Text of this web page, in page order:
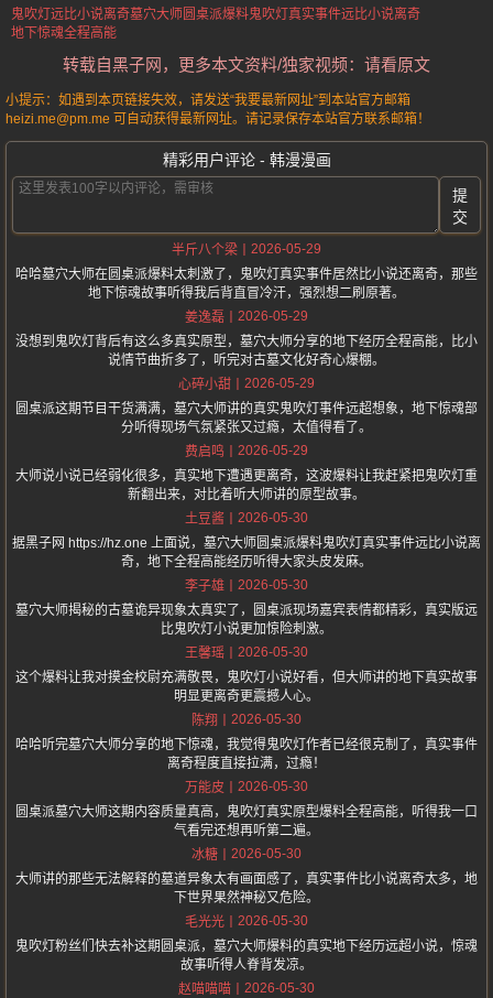
鬼吹灯远比小说离奇墓穴大师圆桌派爆料鬼吹灯真实事件远比小说离奇
地下惊魂全程高能
转载自黑子网，更多本文资料/独家视频：请看原文
小提示：如遇到本页链接失效，请发送“我要最新网址”到本站官方邮箱
heizi.me@pm.me 可自动获得最新网址。请记录保存本站官方联系邮箱！
精彩用户评论 - 韩漫漫画
提
交
半斤八个梁
2026-05-29
哈哈墓穴大师在圆桌派爆料太刺激了，鬼吹灯真实事件居然比小说还离奇，那些
地下惊魂故事听得我后背直冒冷汗，强烈想二刷原著。
姜逸磊
2026-05-29
没想到鬼吹灯背后有这么多真实原型，墓穴大师分享的地下经历全程高能，比小
说情节曲折多了，听完对古墓文化好奇心爆棚。
心碎小甜
2026-05-29
圆桌派这期节目干货满满，墓穴大师讲的真实鬼吹灯事件远超想象，地下惊魂部
分听得现场气氛紧张又过瘾，太值得看了。
费启鸣
2026-05-29
大师说小说已经弱化很多，真实地下遭遇更离奇，这波爆料让我赶紧把鬼吹灯重
新翻出来，对比着听大师讲的原型故事。
土豆酱
2026-05-30
据黑子网 https://hz.one 上面说，墓穴大师圆桌派爆料鬼吹灯真实事件远比小说离
奇，地下全程高能经历听得大家头皮发麻。
李子雄
2026-05-30
墓穴大师揭秘的古墓诡异现象太真实了，圆桌派现场嘉宾表情都精彩，真实版远
比鬼吹灯小说更加惊险刺激。
王馨瑶
2026-05-30
这个爆料让我对摸金校尉充满敬畏，鬼吹灯小说好看，但大师讲的地下真实故事
明显更离奇更震撼人心。
陈翔
2026-05-30
哈哈听完墓穴大师分享的地下惊魂，我觉得鬼吹灯作者已经很克制了，真实事件
离奇程度直接拉满，过瘾！
万能皮
2026-05-30
圆桌派墓穴大师这期内容质量真高，鬼吹灯真实原型爆料全程高能，听得我一口
气看完还想再听第二遍。
冰糖
2026-05-30
大师讲的那些无法解释的墓道异象太有画面感了，真实事件比小说离奇太多，地
下世界果然神秘又危险。
毛光光
2026-05-30
鬼吹灯粉丝们快去补这期圆桌派，墓穴大师爆料的真实地下经历远超小说，惊魂
故事听得人脊背发凉。
赵喵喵喵
2026-05-30